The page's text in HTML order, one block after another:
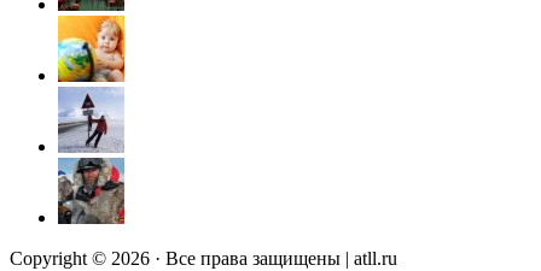
Copyright © 2026 · Все права защищены | atll.ru